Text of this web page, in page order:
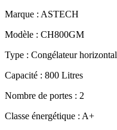
Marque : ASTECH
Modèle : CH800GM
Type : Congélateur horizontal
Capacité : 800 Litres
Nombre de portes : 2
Classe énergétique : A+